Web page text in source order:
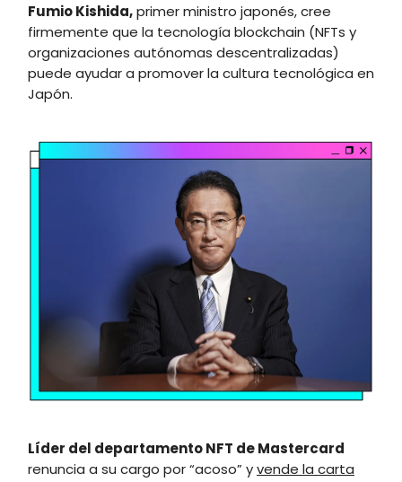
Fumio Kishida,primer ministro japonés, cree
firmemente que la tecnología blockchain (NFTs y
organizaciones autónomas descentralizadas)
puede ayudar a promover la cultura tecnológica en
Japón.
Líder del departamento NFT de Mastercard
renuncia a su cargo por “acoso” yvende la carta